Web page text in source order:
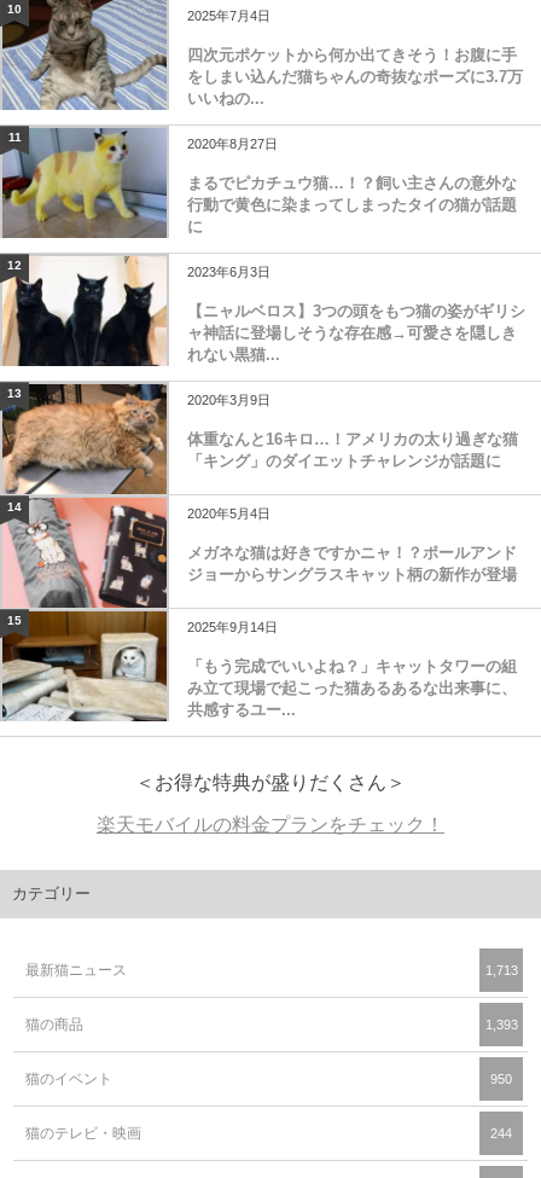
10 2025年7月4日
四次元ポケットから何か出てきそう！お腹に手
をしまい込んだ猫ちゃんの奇抜なポーズに3.7万
いいねの...
11 2020年8月27日
まるでピカチュウ猫…！？飼い主さんの意外な
行動で黄色に染まってしまったタイの猫が話題
に
12 2023年6月3日
【ニャルベロス】3つの頭をもつ猫の姿がギリシ
ャ神話に登場しそうな存在感→可愛さを隠しき
れない黒猫...
13 2020年3月9日
体重なんと16キロ…！アメリカの太り過ぎな猫
「キング」のダイエットチャレンジが話題に
14 2020年5月4日
メガネな猫は好きですかニャ！？ポールアンド
ジョーからサングラスキャット柄の新作が登場
15 2025年9月14日
「もう完成でいいよね？」キャットタワーの組
み立て現場で起こった猫あるあるな出来事に、
共感するユー...
＜お得な特典が盛りだくさん＞
楽天モバイルの料金プランをチェック！
カテゴリー
最新猫ニュース 1,713
猫の商品 1,393
猫のイベント 950
猫のテレビ・映画 244